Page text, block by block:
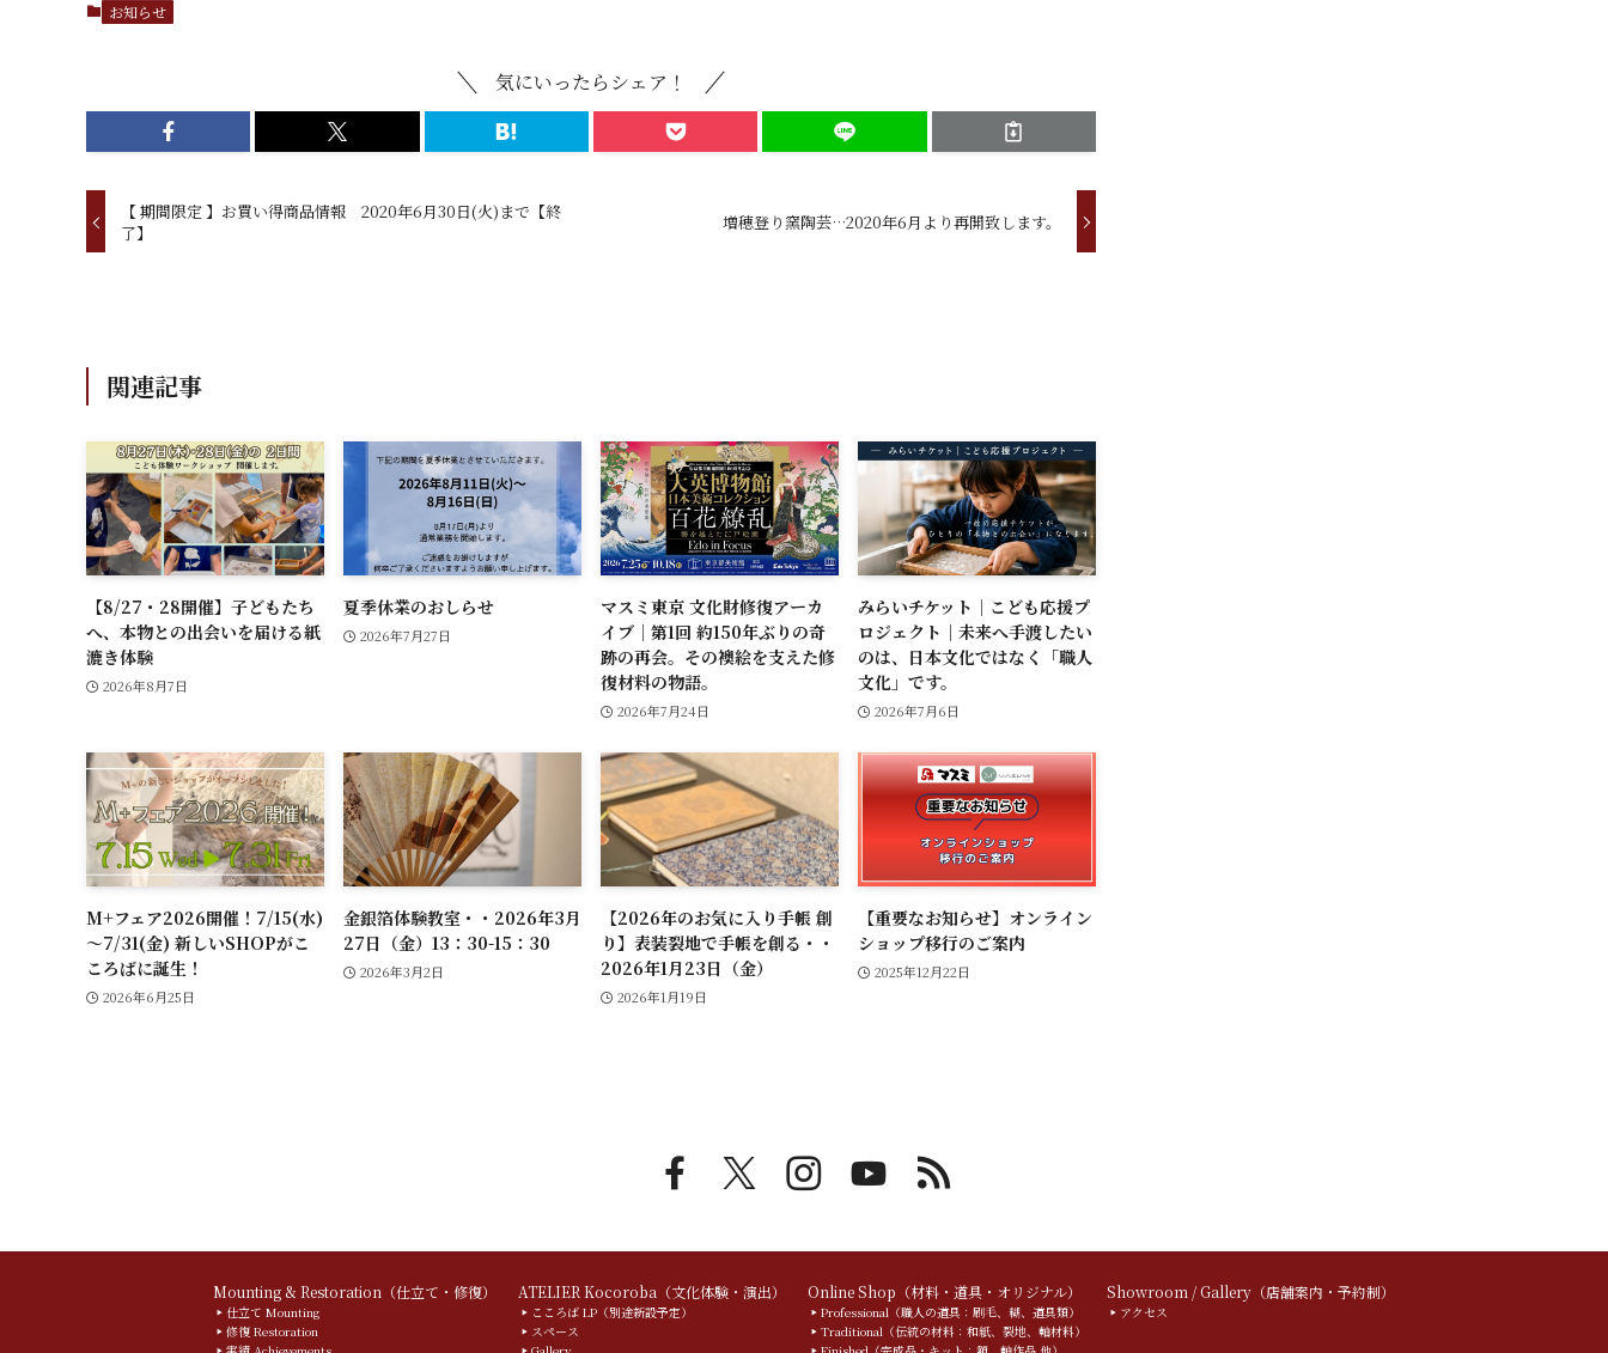
お知らせ
気にいったらシェア！
【 期間限定 】お買い得商品情報 2020年6月30日(火)まで【終
了】
増穂登り窯陶芸…2020年6月より再開致します。
関連記事
【8/27・28開催】子どもたち
へ、本物との出会いを届ける紙
漉き体験
2026年8月7日
夏季休業のおしらせ
2026年7月27日
マスミ東京 文化財修復アーカ
イブ｜第1回 約150年ぶりの奇
跡の再会。その襖絵を支えた修
復材料の物語。
2026年7月24日
みらいチケット｜こども応援プ
ロジェクト｜未来へ手渡したい
のは、日本文化ではなく「職人
文化」です。
2026年7月6日
M+フェア2026開催！7/15(水)
～7/31(金) 新しいSHOPがこ
ころばに誕生！
2026年6月25日
金銀箔体験教室・・2026年3月
27日（金）13：30-15：30
2026年3月2日
【2026年のお気に入り手帳 創
り】表装裂地で手帳を創る・・
2026年1月23日（金）
2026年1月19日
【重要なお知らせ】オンライン
ショップ移行のご案内
2025年12月22日
Mounting & Restoration（仕立て・修復）
仕立て Mounting
修復 Restoration
ATELIER Kocoroba（文化体験・演出）
こころば LP（別途新設予定）
スペース
Online Shop（材料・道具・オリジナル）
Professional（職人の道具：刷毛、糊、道具類）
Traditional（伝統の材料：和紙、裂地、軸材料）
Showroom / Gallery（店舗案内・予約制）
アクセス